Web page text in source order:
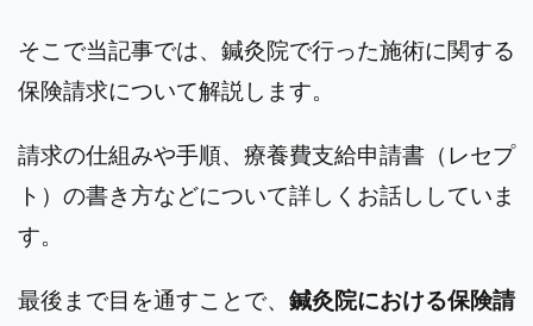
そこで当記事では、鍼灸院で行った施術に関する
保険請求について解説します。
請求の仕組みや手順、療養費支給申請書（レセプ
ト）の書き方などについて詳しくお話ししていま
す。
最後まで目を通すことで、 鍼灸院における保険請